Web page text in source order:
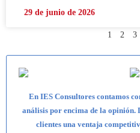
29 de junio de 2026
1 2 3
En IES Consultores contamos
análisis por encima de la opinión.
clientes una ventaja